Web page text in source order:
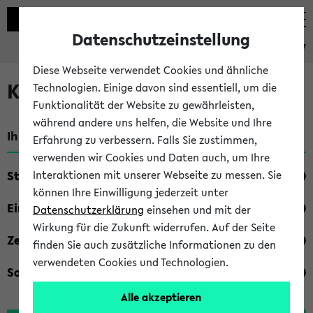
eKVV
Kombisuche im eKVV
Ihre Suchkriterien:
Studienfach
Einrichtung
Zeiten
Sonstiges
Datenschutzeinstellung
Diese Webseite verwendet Cookies und ähnliche
Technologien. Einige davon sind essentiell, um die
Funktionalität der Website zu gewährleisten,
während andere uns helfen, die Website und Ihre
Erfahrung zu verbessern. Falls Sie zustimmen,
verwenden wir Cookies und Daten auch, um Ihre
Interaktionen mit unserer Webseite zu messen. Sie
können Ihre Einwilligung jederzeit unter
Datenschutzerklärung einsehen und mit der
Wirkung für die Zukunft widerrufen. Auf der Seite
finden Sie auch zusätzliche Informationen zu den
verwendeten Cookies und Technologien.
Alle akzeptieren